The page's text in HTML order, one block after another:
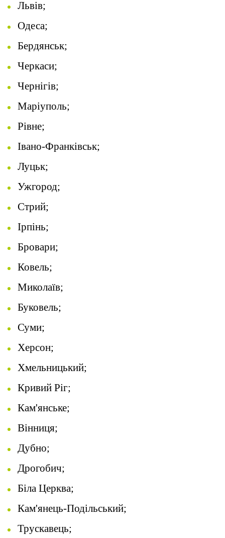
Львів;
Одеса;
Бердянськ;
Черкаси;
Чернігів;
Маріуполь;
Рівне;
Івано-Франківськ;
Луцьк;
Ужгород;
Стрий;
Ірпінь;
Бровари;
Ковель;
Миколаїв;
Буковель;
Суми;
Херсон;
Хмельницький;
Кривий Ріг;
Кам'янське;
Вінниця;
Дубно;
Дрогобич;
Біла Церква;
Кам'янець-Подільський;
Трускавець;